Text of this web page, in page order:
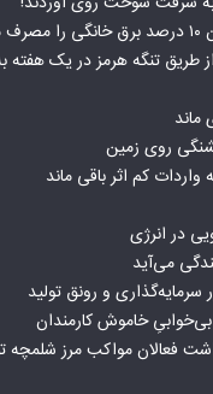
روی زمین
واردات کم اثر باقی ماند
در انرژی
می‌آید
سرمایه‌گذاری و رونق تولید
خاموش کارمندان
فعالان مواکب مرز